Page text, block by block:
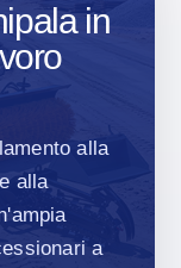
in
alla
alla
a